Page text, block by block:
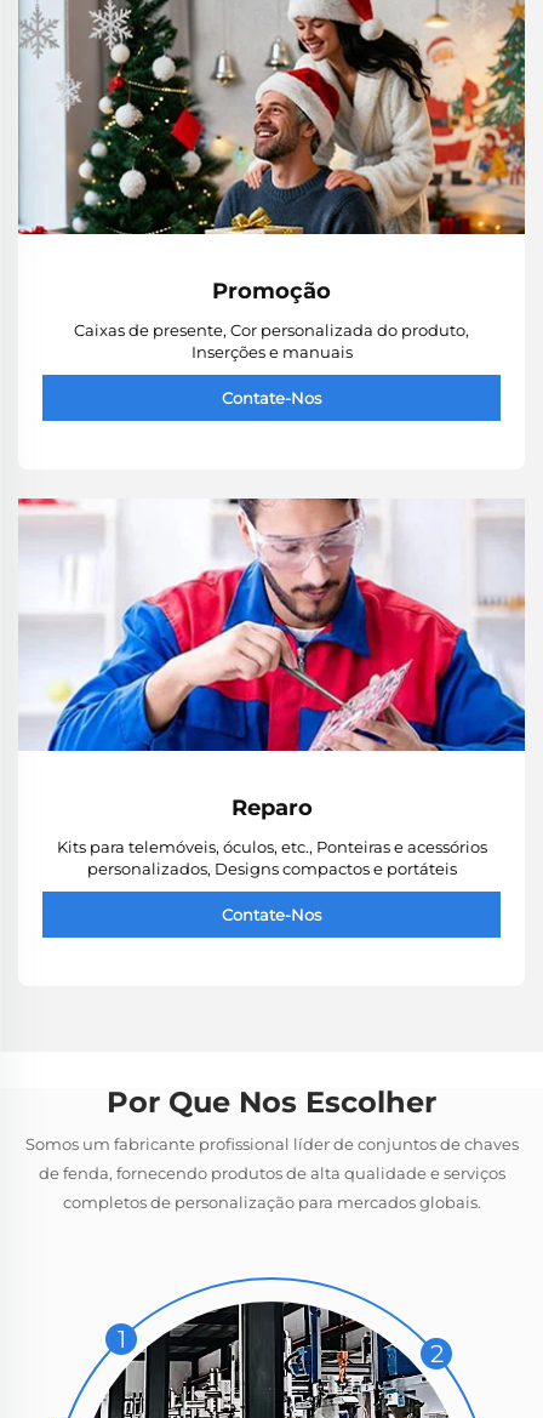
Promoção
Caixas de presente, Cor personalizada do produto,
Inserções e manuais
Contate-Nos
Reparo
Kits para telemóveis, óculos, etc., Ponteiras e acessórios
personalizados, Designs compactos e portáteis
Contate-Nos
Por Que Nos Escolher
Somos um fabricante profissional líder de conjuntos de chaves
de fenda, fornecendo produtos de alta qualidade e serviços
completos de personalização para mercados globais.
1 2